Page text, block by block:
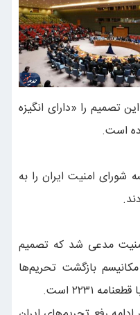
تصمیم را «دارای انگیزه
است.
شورای امنیت ایران را به
مدعی شد که تصمیم
بازگشت تحریم‌ها
۲۲۳۱ است.